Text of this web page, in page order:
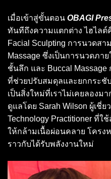
เมื่อเข้าสู่ขั้นตอน OBAGI
ทันทีถึงความแตกต่าง ไฮไลต์
Facial Sculpting การนวดสา
Massage ซึ่งเป็นการนวดภา
ชั้นลึก และ Buccal
ที่ช่วยปรับสมดุลและยกกระชั
เป็นสิ่งใหม่ที่เราไม่เคยลองม
ดูแลโดย Sarah Wilson ผู้เชี่
Technology Practitioner ที่
ให้กล้ามเนื้อผ่อนคลาย โคร
ราวกับได้รับพลังงานใหม่